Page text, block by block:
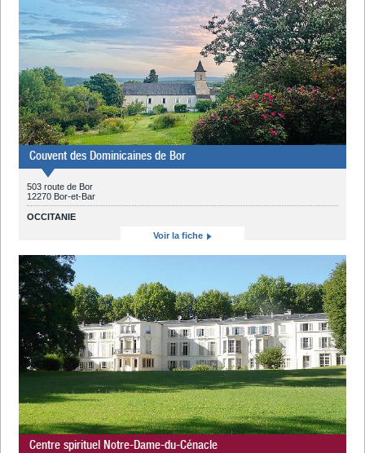
Couvent des Dominicaines de Bor
503 route de Bor
12270 Bor-et-Bar
OCCITANIE
Voir la fiche
Centre spirituel Notre-Dame-du-Cénacle